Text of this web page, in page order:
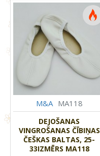
M&A MA118
DEJOŠANAS
VINGROŠANAS ČĪBIŅAS
ČEŠKAS BALTAS, 25-
33IZMĒRS MA118